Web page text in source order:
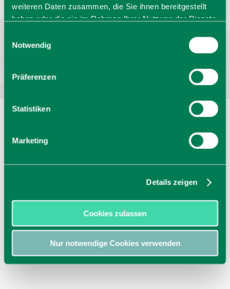
weiteren Daten zusammen, die Sie ihnen bereitgestellt
haben oder die sie im Rahmen Ihrer Nutzung der Dienste
Cookies, wenn Sie unsere Webseite weiterhin nutzen.
Notwendig
Präferenzen
Statistiken
Marketing
Details zeigen
Cookies zulassen
Nur notwendige Cookies verwenden
Barrierefrei reisen Filmregion
Prospekte
Kontakt
Impressum
Datenschutz
Bayern - traditionell anders